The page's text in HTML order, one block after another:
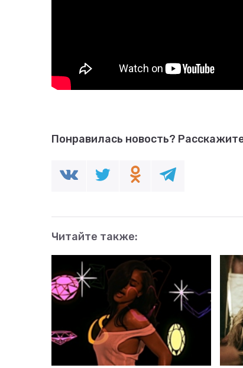
Понравилась новость?
Читайте также: